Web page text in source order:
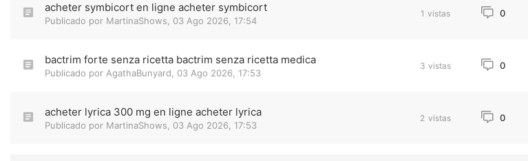
acheter symbicort en ligne acheter symbicort
Publicado por MartinaShows 03 Ago 2026, 17:54
1 vistas 0
bactrim forte senza ricetta bactrim senza ricetta medica
Publicado por AgathaBunyard 03 Ago 2026, 17:53
3 vistas 0
acheter lyrica 300 mg en ligne acheter lyrica
Publicado por MartinaShows 03 Ago 2026, 17:53
2 vistas 0